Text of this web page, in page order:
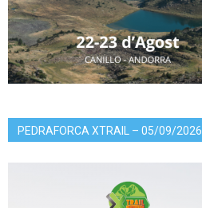
PEDRAFORCA XTRAIL – 05/09/2026